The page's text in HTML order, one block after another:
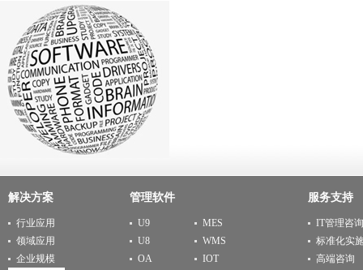
解决方案
行业应用
领域应用
企业规模
管理软件
U9
U8
OA
MES
WMS
IOT
服务支持
IT管理咨询
标准化实
高端咨询